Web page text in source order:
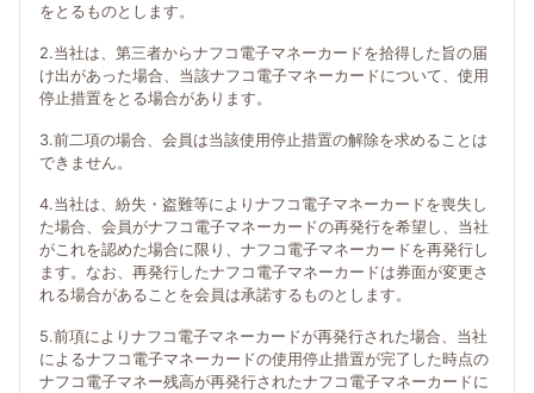
をとるものとします。
2.当社は、第三者からナフコ電子マネーカードを拾得した旨の届
け出があった場合、当該ナフコ電子マネーカードについて、使用
停止措置をとる場合があります。
3.前二項の場合、会員は当該使用停止措置の解除を求めることは
できません。
4.当社は、紛失・盗難等によりナフコ電子マネーカードを喪失し
た場合、会員がナフコ電子マネーカードの再発行を希望し、当社
がこれを認めた場合に限り、ナフコ電子マネーカードを再発行し
ます。なお、再発行したナフコ電子マネーカードは券面が変更さ
れる場合があることを会員は承諾するものとします。
5.前項によりナフコ電子マネーカードが再発行された場合、当社
によるナフコ電子マネーカードの使用停止措置が完了した時点の
ナフコ電子マネー残高が再発行されたナフコ電子マネーカードに